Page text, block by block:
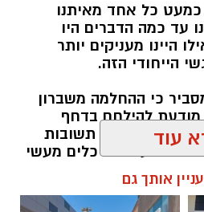
כמעט כל אחד מאיתנו
עד כמה הדברים היו
היינו מעניקים יותר
הייחודי הזה.
כי ההחלמה משברון
להילחם בדחף
העבר ולחפש תשובות
מציע ארגז כלים מעשי
להשתחרר מהכאב ולהמשיך
עוד
אותך גם